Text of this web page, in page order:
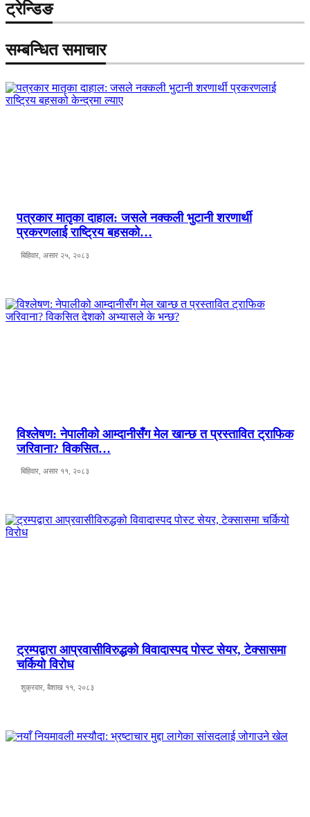
ट्रेन्डिङ
सम्बन्धित समाचार
पत्रकार मातृका दाहाल: जसले नक्कली भुटानी शरणार्थी
प्रकरणलाई राष्ट्रिय बहसको…
बिहिवार, असार २५, २०८३
विश्लेषण: नेपालीको आम्दानीसँग मेल खान्छ त प्रस्तावित ट्राफिक
जरिवाना? विकसित…
बिहिवार, असार ११, २०८३
ट्रम्पद्वारा आप्रवासीविरुद्धको विवादास्पद पोस्ट सेयर, टेक्सासमा
चर्कियो विरोध
शुक्रवार, बैशाख ११, २०८३